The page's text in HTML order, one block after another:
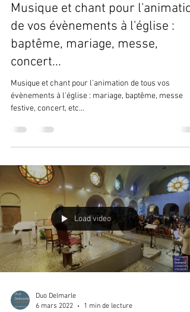
Musique et chant pour
de vos évènements à l'église :
baptême, mariage, messe,
concert...
Musique et chant pour l'animation de tous vos
évènements à l'église : mariage, baptême, messe
festive, concert, etc...
Load video
Duo Delmarle
6 mars 2022
1 min de lecture